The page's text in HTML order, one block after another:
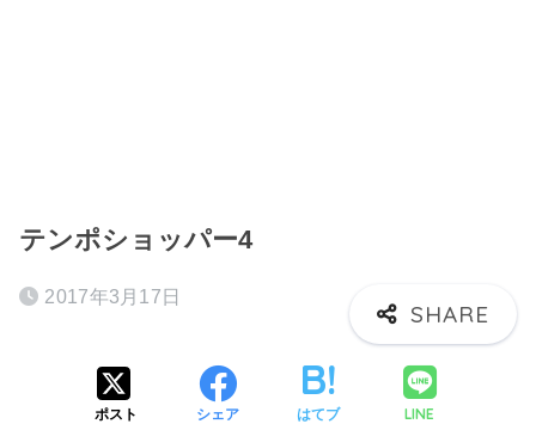
テンポショッパー4
2017年3月17日
ポスト シェア はてブ LINE